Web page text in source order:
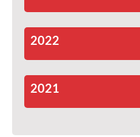
2022
2021